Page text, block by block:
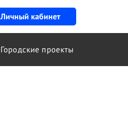
Личный кабинет
Городские проекты